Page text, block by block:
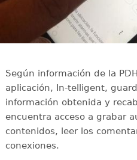
Según información de la
aplicación, In-telligent,
información obtenida y
encuentra acceso a grabar
contenidos, leer los
conexiones.